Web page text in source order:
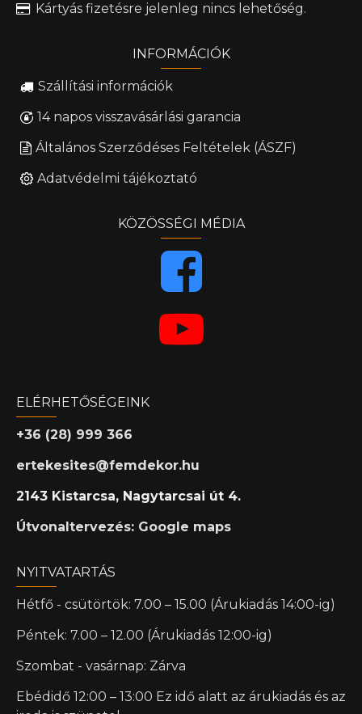
Kártyás fizetésre jelenleg nincs lehetőség.
INFORMÁCIÓK
Szállítási információk
14 napos visszavásárlási garancia
Általános Szerződéses Feltételek (ÁSZF)
Adatvédelmi tájékoztató
KÖZÖSSÉGI MÉDIA
ELÉRHETŐSÉGEINK
+36 (28) 999 366
ertekesites@femdekor.hu
2143 Kistarcsa, Nagytarcsai út 4.
Útvonaltervezés: Google maps
NYITVATARTÁS
Hétfő - csütörtök: 7.00 – 15.00 (Árukiadás 14:00-ig)
Péntek: 7.00 – 12.00 (Árukiadás 12:00-ig)
Szombat - vasárnap: Zárva
Ebédidő 12:00 – 13:00 Ez idő alatt az árukiadás és az